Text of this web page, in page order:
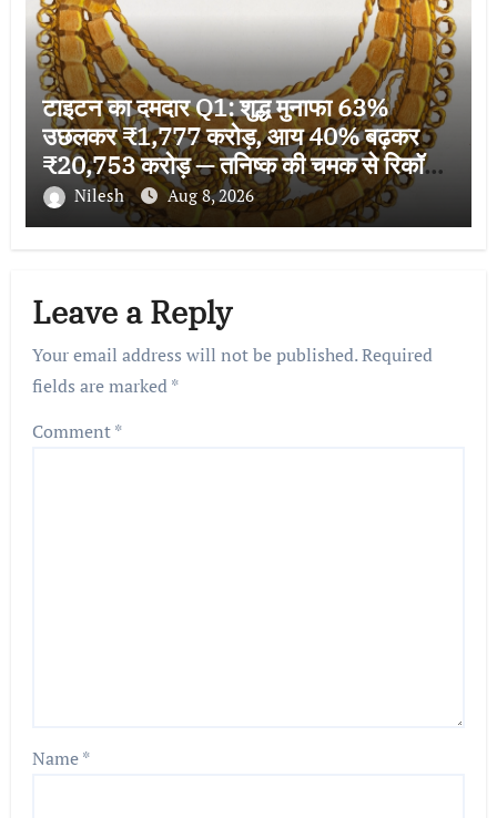
टाइटन का दमदार Q1: शुद्ध मुनाफा 63%
उछलकर ₹1,777 करोड़, आय 40% बढ़कर
₹20,753 करोड़ — तनिष्क की चमक से रिकॉर्ड
ग्रोथNilesh Aug 8, 2026
Leave a Reply
Your email address will not be published.Required
fields are marked*
Comment*
Name*